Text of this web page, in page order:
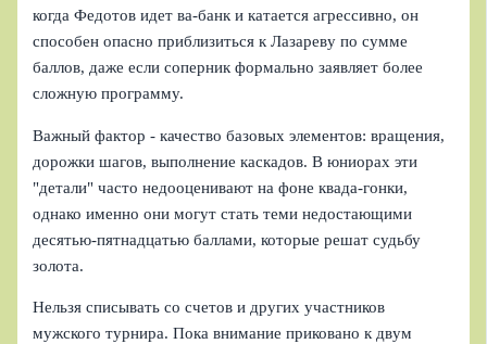
когда Федотов идет ва-банк и катается агрессивно, он
способен опасно приблизиться к Лазареву по сумме
баллов, даже если соперник формально заявляет более
сложную программу.
Важный фактор - качество базовых элементов: вращения,
дорожки шагов, выполнение каскадов. В юниорах эти
"детали" часто недооценивают на фоне квада-гонки,
однако именно они могут стать теми недостающими
десятью-пятнадцатью баллами, которые решат судьбу
золота.
Нельзя списывать со счетов и других участников
мужского турнира. Пока внимание приковано к двум